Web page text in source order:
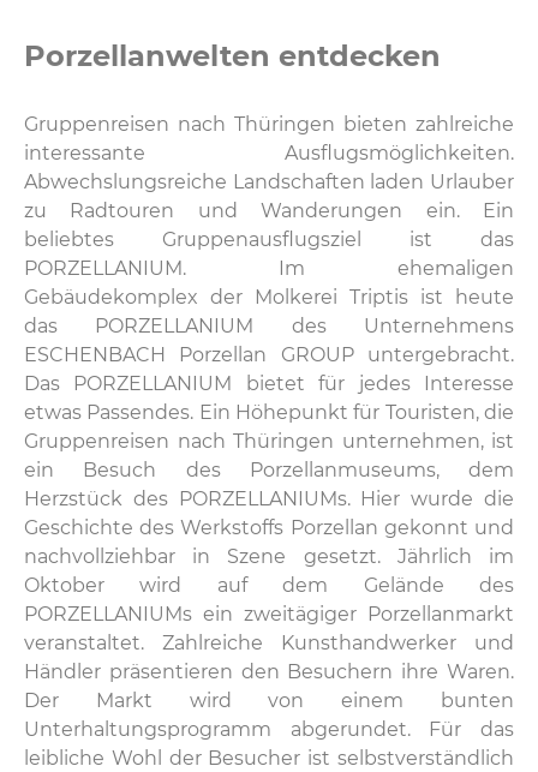
Porzellanwelten entdecken
Gruppenreisen nach Thüringen bieten zahlreiche
interessante Ausflugsmöglichkeiten.
Abwechslungsreiche Landschaften laden Urlauber
zu Radtouren und Wanderungen ein. Ein
beliebtes Gruppenausflugsziel ist das
PORZELLANIUM. Im ehemaligen
Gebäudekomplex der Molkerei Triptis ist heute
das PORZELLANIUM des Unternehmens
ESCHENBACH Porzellan GROUP untergebracht.
Das PORZELLANIUM bietet für jedes Interesse
etwas Passendes. Ein Höhepunkt für Touristen, die
Gruppenreisen nach Thüringen unternehmen, ist
ein Besuch des Porzellanmuseums, dem
Herzstück des PORZELLANIUMs. Hier wurde die
Geschichte des Werkstoffs Porzellan gekonnt und
nachvollziehbar in Szene gesetzt. Jährlich im
Oktober wird auf dem Gelände des
PORZELLANIUMs ein zweitägiger Porzellanmarkt
veranstaltet. Zahlreiche Kunsthandwerker und
Händler präsentieren den Besuchern ihre Waren.
Der Markt wird von einem bunten
Unterhaltungsprogramm abgerundet. Für das
leibliche Wohl der Besucher ist selbstverständlich